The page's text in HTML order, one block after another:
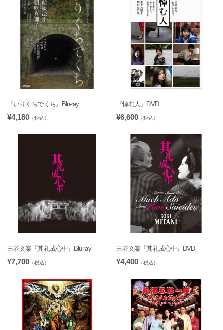
『いりくちでくち』Blu-ray
¥4,180 （税込）
『悼む人』DVD
¥6,600 （税込）
三谷文楽『其礼成心中』Blu-ray
¥7,700 （税込）
三谷文楽『其礼成心中』DVD
¥4,400 （税込）